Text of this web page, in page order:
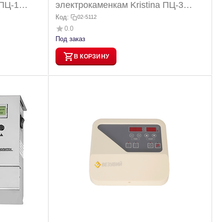
1
электрокаменкам Kristina ПЦ-3
Политех (8-14 кВт)
Код: 02-5112
0.0
Под заказ
В КОРЗИНУ